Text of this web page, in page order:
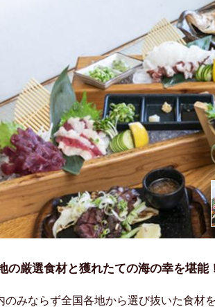
の厳選食材と獲れたての海の幸を堪
のみならず全国各地から選び抜いた食材を